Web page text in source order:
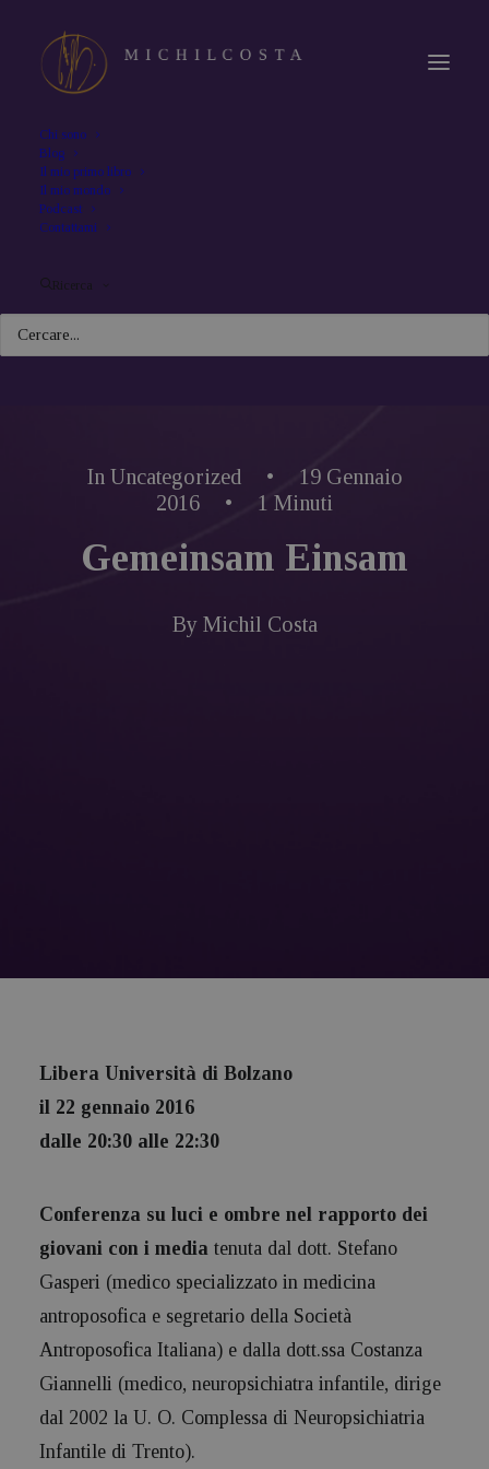
Chi sono
Blog
Il mio primo libro
Il mio mondo
Podcast
Contattami
Ricerca
In Uncategorized •
19 Gennaio
2016
• 1 Minuti
Gemeinsam Einsam
By Michil Costa
Libera Università di Bolzano
il 22 gennaio 2016
dalle 20:30 alle 22:30
Conferenza su luci e ombre nel rapporto dei
giovani con i media tenuta dal dott. Stefano
Gasperi (medico specializzato in medicina
antroposofica e segretario della Società
Antroposofica Italiana) e dalla dott.ssa Costanza
Giannelli (medico, neuropsichiatra infantile, dirige
dal 2002 la U. O. Complessa di Neuropsichiatria
Infantile di Trento).